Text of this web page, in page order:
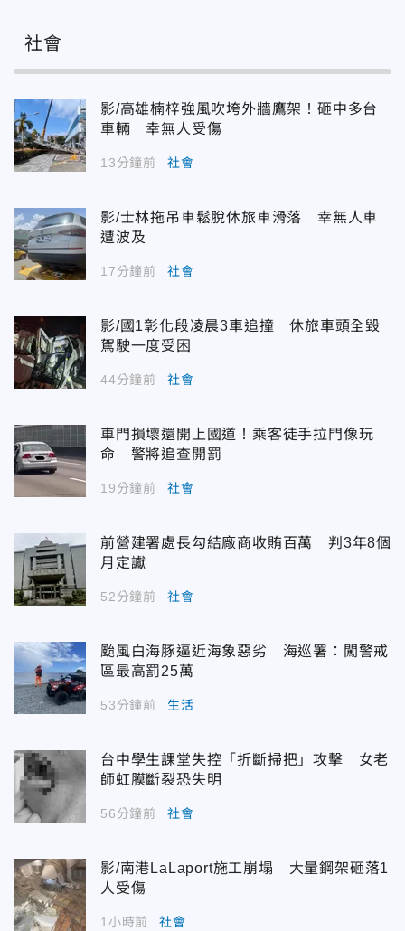
社會
影/高雄楠梓強風吹垮外牆鷹架！砸中多台
車輛 幸無人受傷
13分鐘前 社會
影/士林拖吊車鬆脫休旅車滑落 幸無人車
遭波及
17分鐘前 社會
影/國1彰化段凌晨3車追撞 休旅車頭全毀
駕駛一度受困
44分鐘前 社會
車門損壞還開上國道！乘客徒手拉門像玩
命 警將追查開罰
19分鐘前 社會
前營建署處長勾結廠商收賄百萬 判3年8個
月定讞
52分鐘前 社會
颱風白海豚逼近海象惡劣 海巡署：闖警戒
區最高罰25萬
53分鐘前 生活
台中學生課堂失控「折斷掃把」攻擊 女老
師虹膜斷裂恐失明
56分鐘前 社會
影/南港LaLaport施工崩塌 大量鋼架砸落1
人受傷
1小時前 社會